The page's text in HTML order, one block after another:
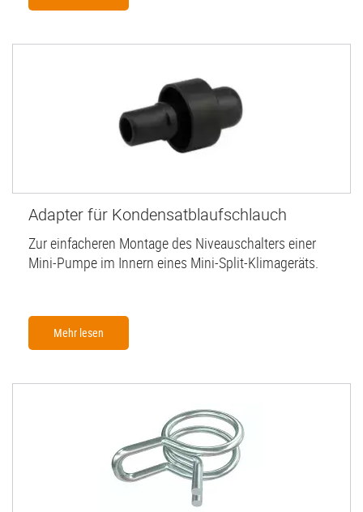
Adapter für Kondensatblaufschlauch
Zur einfacheren Montage des Niveauschalters einer
Mini-Pumpe im Innern eines Mini-Split-Klimageräts.
Mehr lesen